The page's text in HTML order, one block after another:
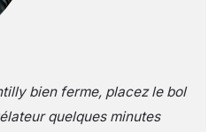
bien ferme, placez le bol
quelques minutes